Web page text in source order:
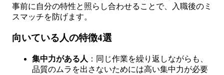
事前に自分の特性と照らし合わせることで、入職後のミ
スマッチを防げます。
向いている人の特徴4選
集中力がある人 ：同じ作業を繰り返しながらも、
品質のムラを出さないためには高い集中力が必要